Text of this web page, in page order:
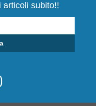
articoli subito!!